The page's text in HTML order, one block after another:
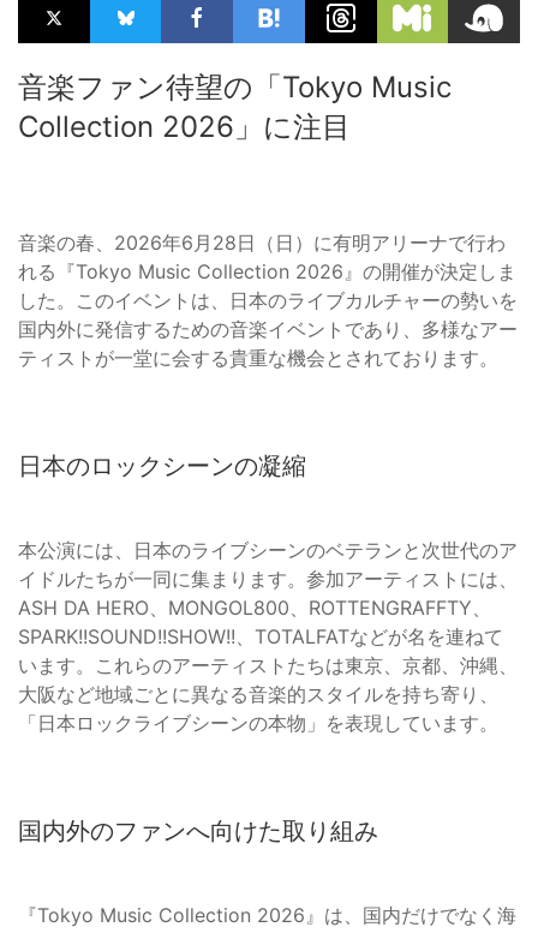
音楽ファン待望の「Tokyo Music
Collection 2026」に注目
音楽の春、2026年6月28日（日）に有明アリーナで行わ
れる『Tokyo Music Collection 2026』の開催が決定しま
した。このイベントは、日本のライブカルチャーの勢いを
国内外に発信するための音楽イベントであり、多様なアー
ティストが一堂に会する貴重な機会とされております。
日本のロックシーンの凝縮
本公演には、日本のライブシーンのベテランと次世代のア
イドルたちが一同に集まります。参加アーティストには、
ASH DA HERO、MONGOL800、ROTTENGRAFFTY、
SPARK!!SOUND!!SHOW!!、TOTALFATなどが名を連ねて
います。これらのアーティストたちは東京、京都、沖縄、
大阪など地域ごとに異なる音楽的スタイルを持ち寄り、
「日本ロックライブシーンの本物」を表現しています。
国内外のファンへ向けた取り組み
『Tokyo Music Collection 2026』は、国内だけでなく海